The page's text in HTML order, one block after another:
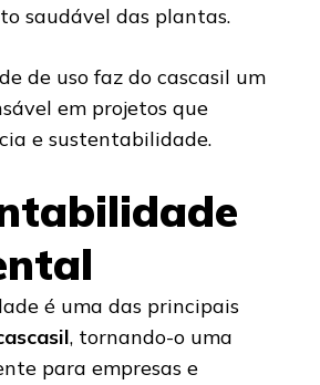
saudável das plantas.
de uso faz do cascasil um
em projetos que
e sustentabilidade.
é uma das principais
, tornando-o uma
para empresas e